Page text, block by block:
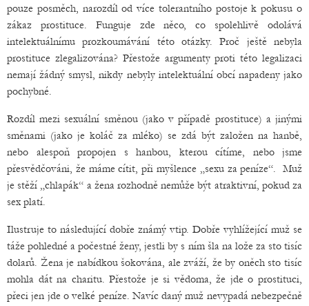
pouze posměch, narozdíl od více tolerantního postoje k pokusu o
zákaz prostituce. Funguje zde něco, co spolehlivě odolává
intelektuálnímu prozkoumávání této otázky. Proč ještě nebyla
prostituce zlegalizována? Přestože argumenty proti této legalizaci
nemají žádný smysl, nikdy nebyly intelektuální obcí napadeny jako
pochybné.
Rozdíl mezi sexuální směnou (jako v případě prostituce) a jinými
směnami (jako je koláč za mléko) se zdá být založen na hanbě,
nebo alespoň propojen s hanbou, kterou cítíme, nebo jsme
přesvědčováni, že máme cítit, při myšlence „sexu za peníze“. Muž
je stěží „chlapák“ a žena rozhodně nemůže být atraktivní, pokud za
sex platí.
Ilustruje to následující dobře známý vtip. Dobře vyhlížející muž se
táže pohledné a počestné ženy, jestli by s ním šla na lože za sto tisíc
dolarů. Žena je nabídkou šokována, ale zváží, že by oněch sto tisíc
mohla dát na charitu. Přestože je si vědoma, že jde o prostituci,
přeci jen jde o velké peníze. Navíc daný muž nevypadá nebezpečně